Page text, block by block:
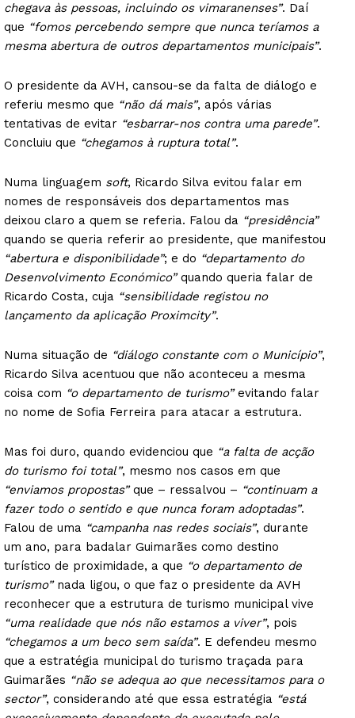
chegava às pessoas, incluindo os vimaranenses”. Daí
que “fomos percebendo sempre que nunca teríamos a
mesma abertura de outros departamentos municipais”.
O presidente da AVH, cansou-se da falta de diálogo e
referiu mesmo que “não dá mais”, após várias
tentativas de evitar “esbarrar-nos contra uma parede”.
Concluiu que “chegamos à ruptura total”.
Numa linguagem soft, Ricardo Silva evitou falar em
nomes de responsáveis dos departamentos mas
deixou claro a quem se referia. Falou da “presidência”
quando se queria referir ao presidente, que manifestou
“abertura e disponibilidade”; e do “departamento do
Desenvolvimento Económico”quando queria falar de
Ricardo Costa, cuja “sensibilidade registou no
lançamento da aplicação Proximcity”.
Numa situação de “diálogo constante com o Município”,
Ricardo Silva acentuou que não aconteceu a mesma
coisa com “o departamento de turismo”evitando falar
no nome de Sofia Ferreira para atacar a estrutura.
Mas foi duro, quando evidenciou que “a falta de acção
do turismo foi total”, mesmo nos casos em que
“enviamos propostas”que – ressalvou – “continuam a
fazer todo o sentido e que nunca foram adoptadas”.
Falou de uma “campanha nas redes sociais”, durante
um ano, para badalar Guimarães como destino
turístico de proximidade, a que “o departamento de
turismo”nada ligou, o que faz o presidente da AVH
reconhecer que a estrutura de turismo municipal vive
“uma realidade que nós não estamos a viver”, pois
“chegamos a um beco sem saída”. E defendeu mesmo
que a estratégia municipal do turismo traçada para
Guimarães “não se adequa ao que necessitamos para o
sector”, considerando até que essa estratégia “está